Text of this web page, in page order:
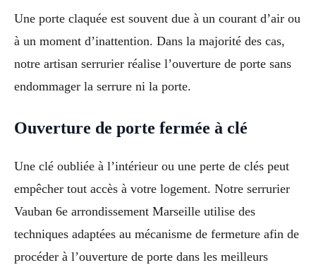
Une porte claquée est souvent due à un courant d’air ou
à un moment d’inattention. Dans la majorité des cas,
notre artisan serrurier réalise l’ouverture de porte sans
endommager la serrure ni la porte.
Ouverture de porte fermée à clé
Une clé oubliée à l’intérieur ou une perte de clés peut
empêcher tout accès à votre logement. Notre serrurier
Vauban 6e arrondissement Marseille utilise des
techniques adaptées au mécanisme de fermeture afin de
procéder à l’ouverture de porte dans les meilleurs